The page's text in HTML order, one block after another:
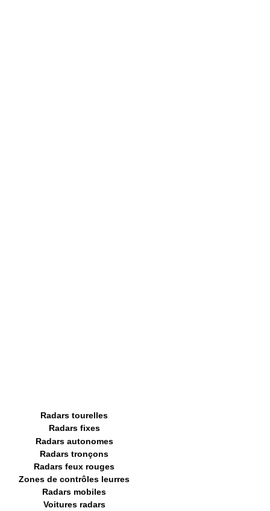
Radars tourelles
Radars fixes
Radars autonomes
Radars tronçons
Radars feux rouges
Zones de contrôles leurres
Radars mobiles
Voitures radars